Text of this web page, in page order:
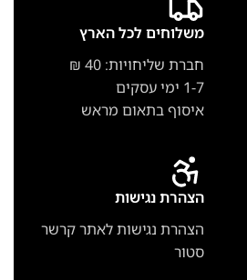
משלוחים לכל הארץ
חברת שליחויות: 40 ₪
1-7 ימי עסקים
איסוף בתאום מראש
הצהרת נגישות
הצהרת נגישות לאתר קרשר
סטור